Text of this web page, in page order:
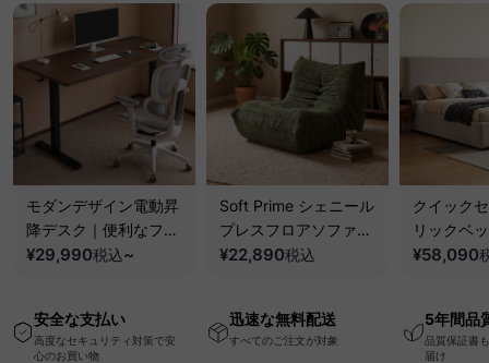
モダンデザイン電動昇
降デスク｜便利なフッ
ク・コンセント・
ー機能搭載ワークデス
ク
¥29,990税込~
Soft Prime シェニール
プレスフロアソファ｜
圧縮梱包で搬入しやす
ァ
¥22,890税込
クイック
リックベ
要で組み
¥58,090
安全な支払い
高度なセキュリティ対策で安
心のお買い物
迅速な無料配送
すべてのご注文が対象
5年間品
品質保証書
届け